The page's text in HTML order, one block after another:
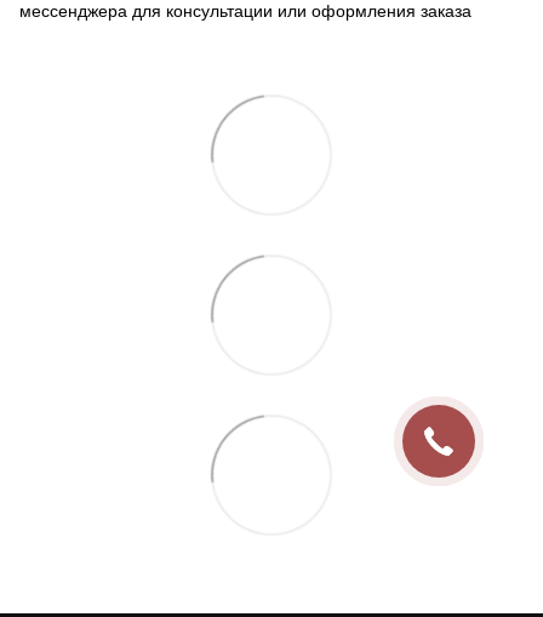
мессенджера для консультации или оформления заказа